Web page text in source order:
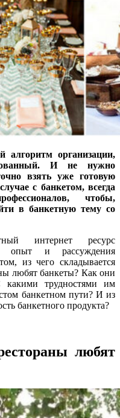
алгоритм организации,
И не нужно
взять уже готовую
с банкетом, всегда
чтобы,
в банкетную тему со
интернет ресурс
опыт и рассуждения
из чего складывается
любят банкеты? Как они
какими трудностями им
банкетном пути? И из
банкетного продукта?
любят